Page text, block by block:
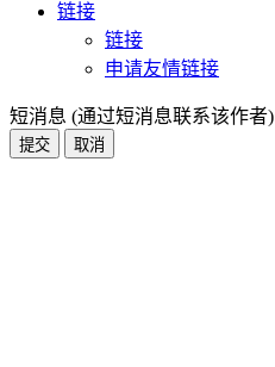
链接
链接
申请友情链接
短消息 (通过短消息联系该作者)